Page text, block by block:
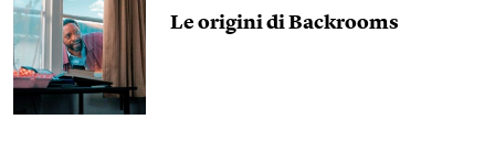
Le origini di Backrooms